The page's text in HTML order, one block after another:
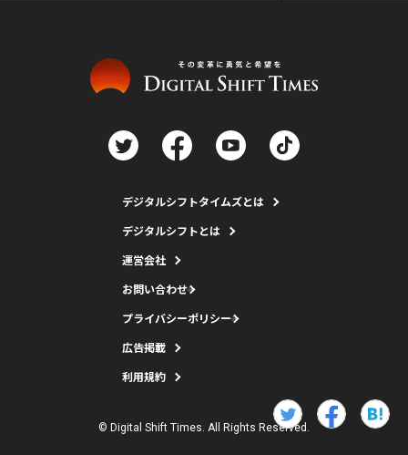
デジタルシフトタイムズとは
デジタルシフトとは
運営会社
お問い合わせ
プライバシーポリシー
広告掲載
利用規約
© Digital Shift Times. All Rights Reserved.